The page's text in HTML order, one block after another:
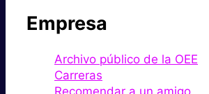
Empresa
Archivo público de la OEE
Carreras